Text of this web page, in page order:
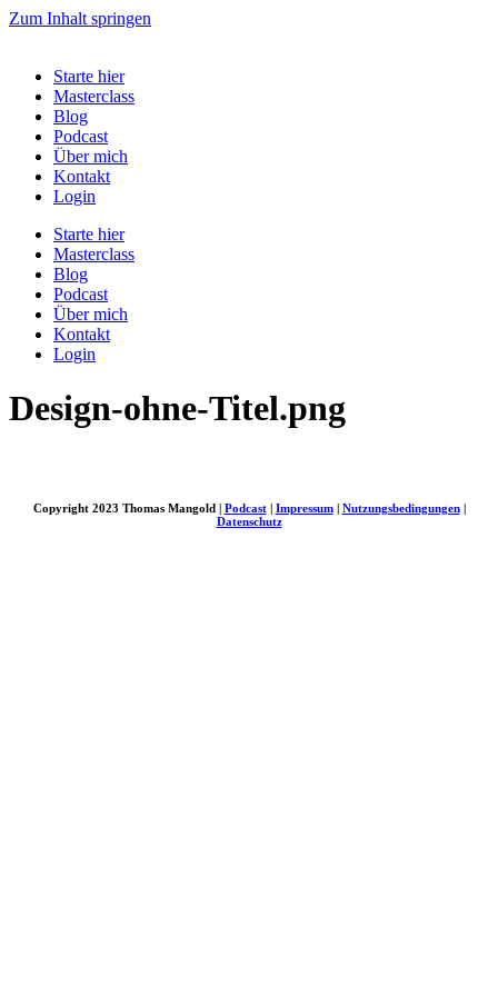
Zum Inhalt springen
Starte hier
Masterclass
Blog
Podcast
Über mich
Kontakt
Login
Starte hier
Masterclass
Blog
Podcast
Über mich
Kontakt
Login
Design-ohne-Titel.png
Copyright 2023 Thomas Mangold | Podcast| Impressum| Nutzungsbedingungen|
Datenschutz